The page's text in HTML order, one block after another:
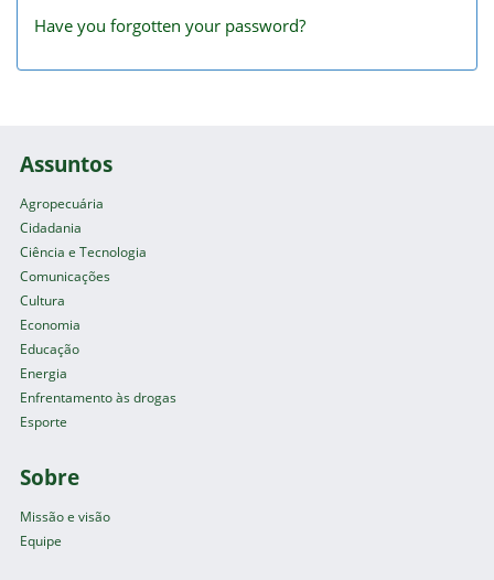
Have you forgotten your password?
Assuntos
Agropecuária
Cidadania
Ciência e Tecnologia
Comunicações
Cultura
Economia
Educação
Energia
Enfrentamento às drogas
Esporte
Sobre
Missão e visão
Equipe